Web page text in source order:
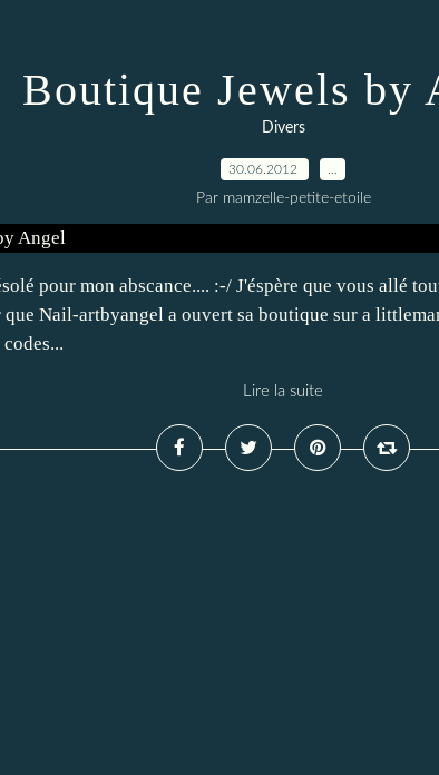
Boutique Jewels by
Divers
30.06.2012
Par mamzelle-petite-etoile
pour mon abscance.... :-/ J'éspère que vous allé
que Nail-artbyangel a ouvert sa boutique sur a
Lire la suite